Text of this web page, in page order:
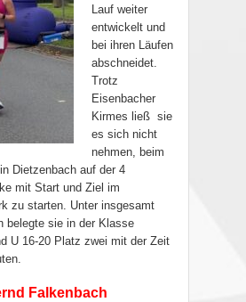
Lauf weiter
entwickelt und
bei ihren Läufen
abschneidet.
Trotz
Eisenbacher
Kirmes ließ sie
es sich nicht
nehmen, beim
Dietzenbach auf der 4
mit Start und Ziel im
zu starten. Unter insgesamt
belegte sie in der Klasse
U 16-20 Platz zwei mit der Zeit
Falkenbach